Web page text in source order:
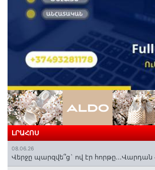
ԼՐԱՀՈՍ
08.06.26
Վերջը պարզվե՞ց` ով էր հորթը...Վարդան